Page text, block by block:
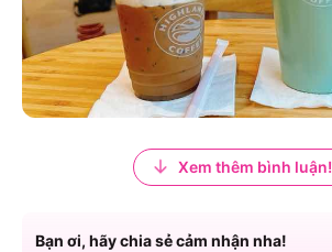
Xem thêm bình luận!
Bạn ơi, hãy chia sẻ cảm nhận nha!